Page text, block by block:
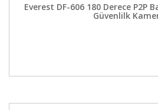
Everest DF-606 180 Derece P2P
Güvenlilk